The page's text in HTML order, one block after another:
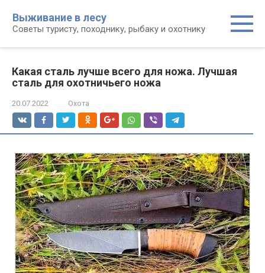
контенту
Выживание в лесу
Советы туристу, походнику, рыбаку и охотнику
Какая сталь лучше всего для ножа. Лучшая
сталь для охотничьего ножа
20.07.2022 Охота